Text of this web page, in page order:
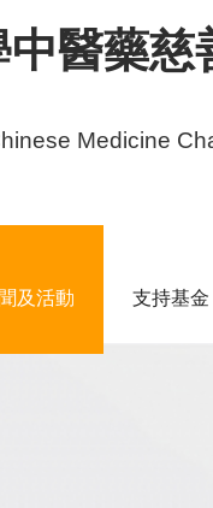
醫藥慈
Medicine
及活動 支持基金